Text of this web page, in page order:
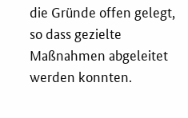
die Gründe offen gelegt,
so dass gezielte
Maßnahmen abgeleitet
werden konnten.